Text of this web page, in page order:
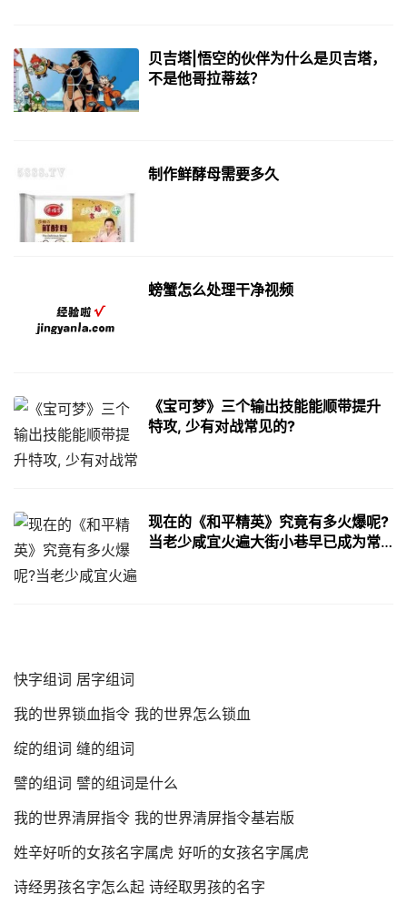
贝吉塔|悟空的伙伴为什么是贝吉塔，
不是他哥拉蒂兹？
制作鲜酵母需要多久
螃蟹怎么处理干净视频
《宝可梦》三个输出技能能顺带提升
特攻, 少有对战常见的?
现在的《和平精英》究竟有多火爆呢?
当老少咸宜火遍大街小巷早已成为常
快字组词 居字组词
我的世界锁血指令 我的世界怎么锁血
绽的组词 缝的组词
譬的组词 譬的组词是什么
我的世界清屏指令 我的世界清屏指令基岩版
姓辛好听的女孩名字属虎 好听的女孩名字属虎
诗经男孩名字怎么起 诗经取男孩的名字